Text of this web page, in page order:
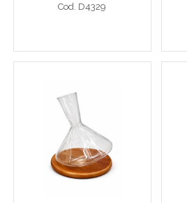
Cod. D4329
Decantador de vidrio con
rayas y base irregular
2000ml 7x23,5cm con